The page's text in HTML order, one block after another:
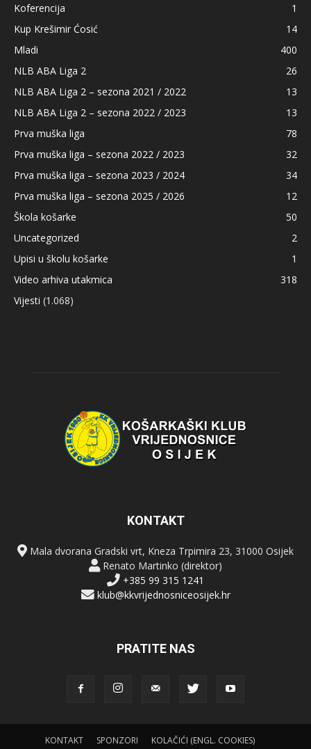
Koferencija
1
Kup Krešimir Ćosić
14
Mladi
400
NLB ABA Liga 2
26
NLB ABA Liga 2 – sezona 2021 / 2022
13
NLB ABA Liga 2 – sezona 2022 / 2023
13
Prva muška liga
78
Prva muška liga – sezona 2022 / 2023
32
Prva muška liga – sezona 2023 / 2024
34
Prva muška liga – sezona 2025 / 2026
12
Škola košarke
50
Uncategorized
2
Upisi u školu košarke
1
Video arhiva utakmica
318
Vijesti (1.068)
KONTAKT
Mala dvorana Gradski vrt, Kneza Trpimira 23, 31000 Osijek
Renato Martinko (direktor)
+385 99 315 1241
klub@kkvrijednosniceosijek.hr
PRATITE NAS
KONTAKT SPONZORI
KOLAČIĆI (ENGL. COOKIES)